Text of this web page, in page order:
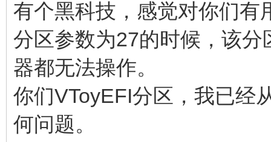
有个黑科技，感觉对你们有
分区参数为27的时候，该
器都无法操作。
你们VToyEFI分区，我已经
何问题。